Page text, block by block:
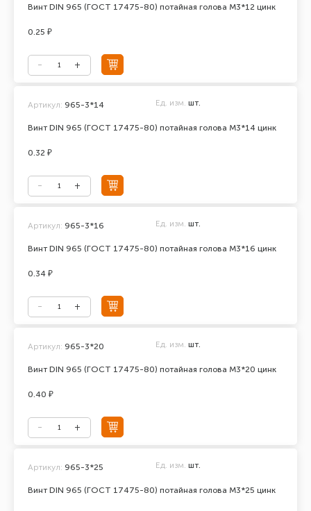
Винт DIN 965 (ГОСТ 17475-80) потайная голова М3*12 цинк
0.25 ₽
Винт DIN 965 (ГОСТ 17475-80) потайная голова М3*14 цинк
Артикул: 965-3*14 Ед. изм. шт.
0.32 ₽
Винт DIN 965 (ГОСТ 17475-80) потайная голова М3*16 цинк
Артикул: 965-3*16 Ед. изм. шт.
0.34 ₽
Винт DIN 965 (ГОСТ 17475-80) потайная голова М3*20 цинк
Артикул: 965-3*20 Ед. изм. шт.
0.40 ₽
Винт DIN 965 (ГОСТ 17475-80) потайная голова М3*25 цинк
Артикул: 965-3*25 Ед. изм. шт.